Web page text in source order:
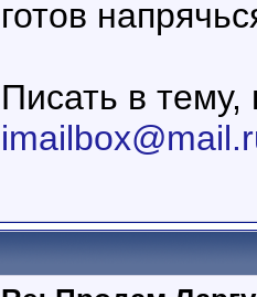
готов
Писать в тему,